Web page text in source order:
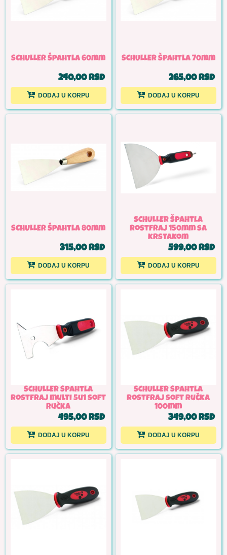
SCHULLER Špahtla 60mm
240,00 RSD
DODAJ U KORPU
SCHULLER Špahtla 70mm
265,00 RSD
DODAJ U KORPU
SCHULLER Špahtla 80mm
315,00 RSD
DODAJ U KORPU
SCHULLER Špahtla
rostfraj 150mm sa
krstakom
599,00 RSD
DODAJ U KORPU
SCHULLER Špahtla
rostfraj multi 5u1 soft
ručka
495,00 RSD
DODAJ U KORPU
SCHULLER Špahtla
rostfraj soft ručka
100mm
349,00 RSD
DODAJ U KORPU